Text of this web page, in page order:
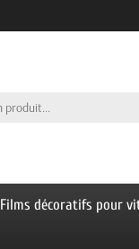
Films décoratifs pour